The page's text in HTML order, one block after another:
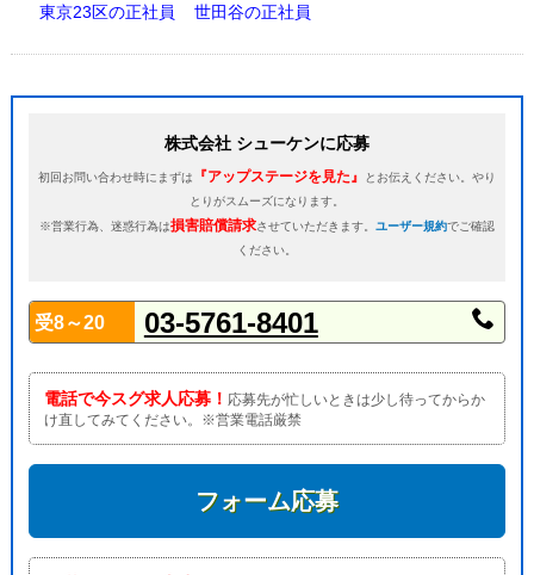
東京23区の正社員 世田谷の正社員
株式会社 シューケンに応募
初回お問い合わせ時にまずは 『アップステージを見た』
とお伝えください。やり
とりがスムーズになります。
※営業行為、迷惑行為は損害賠償請求させていただきます。 ユーザー規約でご確認
ください。
受8～20 03-5761-8401
電話で今スグ求人応募！ 応募先が忙しいときは少し待ってからか
け直してみてください。※営業電話厳禁
フォーム応募